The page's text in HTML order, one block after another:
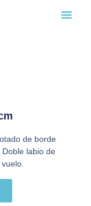
de borde
labio de